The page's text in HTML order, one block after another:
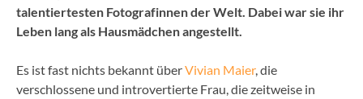
talentiertesten Fotografinnen der Welt. Dabei war sie ihr
Leben lang als Hausmädchen angestellt.
Es ist fast nichts bekannt überVivian Maier, die
verschlossene und introvertierte Frau, die zeitweise in